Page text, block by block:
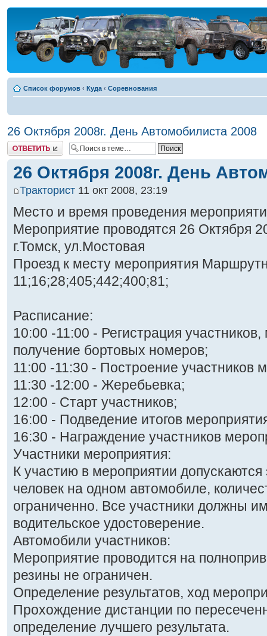
Список форумов ‹ Куда ‹ Соревнования
26 Октября 2008г. День Автомобилиста 2008
Ответить
26 Октября 2008г. День
Тракторист 11 окт 2008, 23:19
Место и время проведения
Мероприятие проводятся 26 Октября
г.Томск, ул.Мостовая
Проезд к месту мероприятия
11;16;28;405;442;400;81;
Расписание:
10:00 -11:00 - Регистрация
получение бортовых номеров;
11:00 -11:30 - Построение участников
11:30 -12:00 - Жеребьевка;
12:00 - Старт участников;
16:00 - Подведение итогов
16:30 - Награждение участников
Участники мероприятия:
К участию в мероприятии допускаются
человек на одном автомобиле,
ограниченно. Все участники должны
водительское удостоверение.
Автомобили участников:
Мероприятие проводится на
резины не ограничен.
Определение результатов, ход
Прохождение дистанции по
определение лучшего результата.